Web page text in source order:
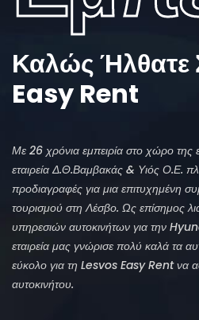
Καλώς Ήλθατε
Easy Rent
Με 26 χρόνια εμπειρία στο χώρο της
εταιρεία Δ.Θ.Βαμβακάς & Υιός Ο.Ε.
προδιαγραφές για μια επιτυχημένη
τουρισμού στη Λέσβο. Ως επίσημος
υπηρεσιών αυτοκινήτων για την
εταιρεία μας γνώρισε πολύ καλά τα
εύκολο για τη Lesvos Easy Rent να
αυτοκινήτου.